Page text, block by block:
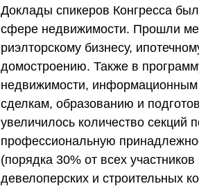
Доклады спикеров Конгресса
сфере недвижимости. Прошли
риэлторскому бизнесу,
домостроению. Также в
недвижимости,
сделкам, образованию и
увеличилось количество секций
профессиональную
(порядка 30% от всех
девелоперских и строительных